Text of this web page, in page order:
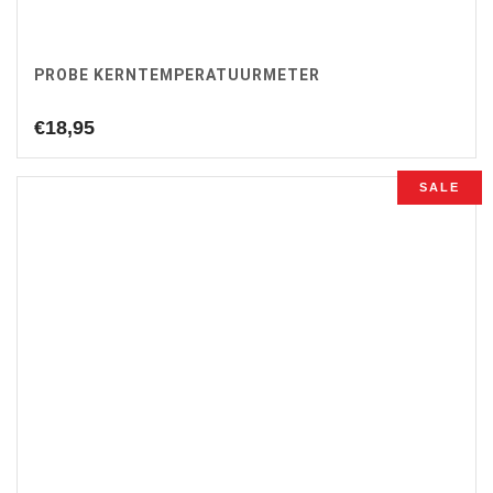
PROBE KERNTEMPERATUURMETER
€18,95
SALE